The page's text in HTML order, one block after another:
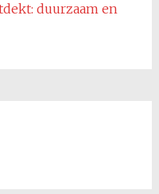
duurzaam en